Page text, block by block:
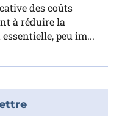
des coûts
à réduire la
peu im...